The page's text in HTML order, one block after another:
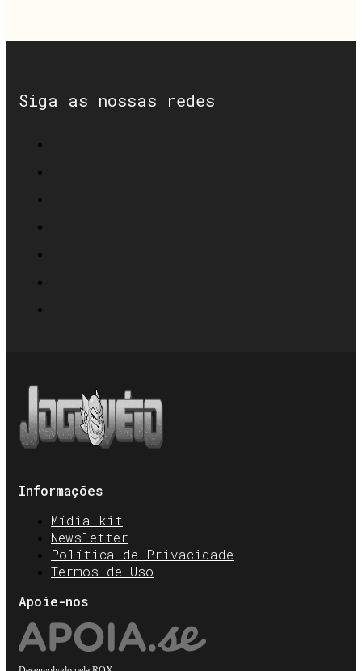
Siga as nossas redes
Informações
Mídia kit
Newsletter
Política de Privacidade
Termos de Uso
Apoie-nos